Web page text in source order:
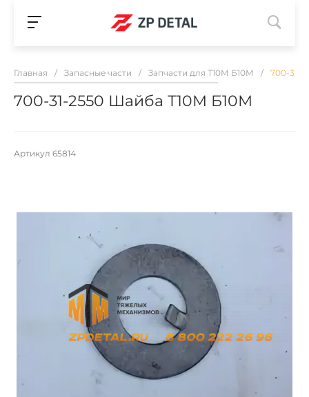
Главная / Запасные части / Запчасти для Т10М Б10М / 700-31-
700-31-2550 Шайба Т10М Б10М
Артикул 65814